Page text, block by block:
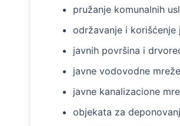
pružanje komunalnih
održavanje i korišćenje
javnih površina i
javne vodovodne
javne kanalizacione
objekata za